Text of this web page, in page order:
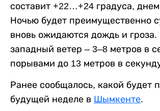
составит +22…+24 градуса,
Ночью будет преимущественно
вновь ожидаются дождь и гроза.
западный ветер – 3–8 метров в
порывами до 13 метров в
Ранее сообщалось, какой будет
будущей неделе в Шымкенте.